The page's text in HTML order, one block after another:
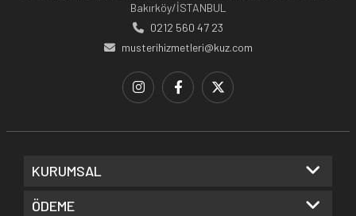
Bakırköy/İSTANBUL
0212 560 47 23
musterihizmetleri@kuz.com
KURUMSAL
ÖDEME